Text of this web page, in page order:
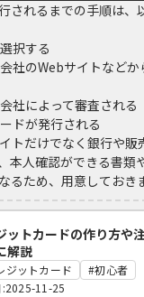
されるまでの手順は、
択する
社のWebサイトなど
社によって審査される
ドが発行される
トだけでなく銀行や販
本人確認ができる書類
るため、用意しておき
ットカードの作り方や
解説
ジットカード
初心者
:2025-11-25